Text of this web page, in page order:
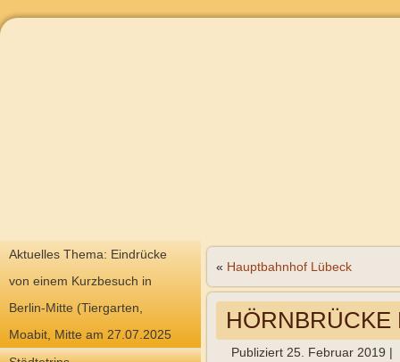
Aktuelles Thema: Eindrücke
von einem Kurzbesuch in
Berlin-Mitte (Tiergarten,
Moabit, Mitte am 27.07.2025
« Hauptbahnhof Lübeck
HÖRNBRÜCKE
Publiziert 25. Februar 2019 |